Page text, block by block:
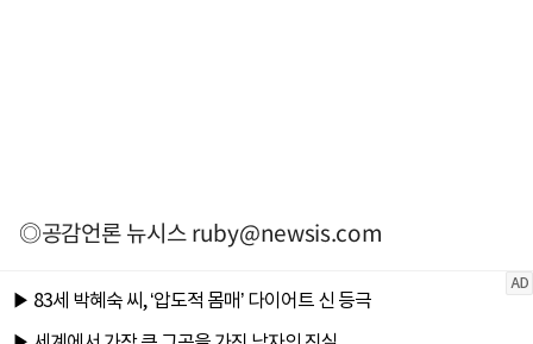
◎공감언론 뉴시스ruby@newsis.com